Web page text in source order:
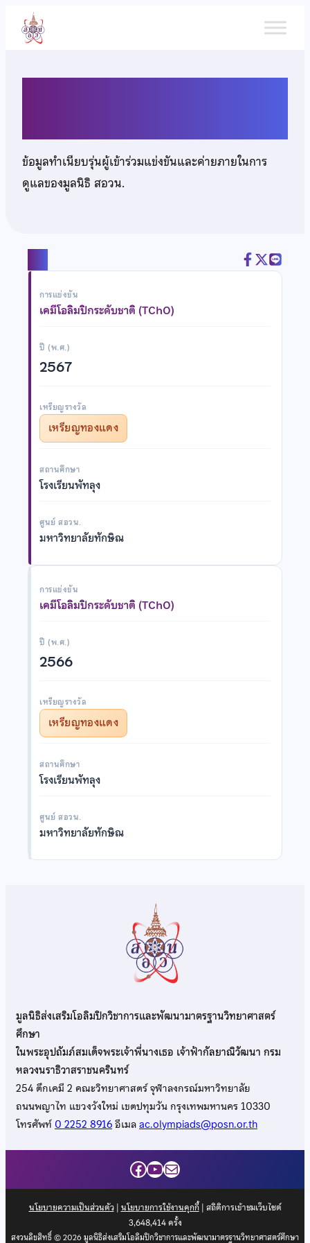
เนื้อหา
ข้อมูลทำเนียบรุ่นผู้เข้าร่วมแข่งขันและค่ายภายในการ
ดูแลของมูลนิธิ สอวน.
การแข่งขัน
เคมีโอลิมปิกระดับชาติ (TChO)
ปี (พ.ศ.)
2567
เหรียญรางวัล
เหรียญทองแดง
สถานศึกษา
โรงเรียนพัทลุง
ศูนย์ สอวน.
มหาวิทยาลัยทักษิณ
การแข่งขัน
เคมีโอลิมปิกระดับชาติ (TChO)
ปี (พ.ศ.)
2566
เหรียญรางวัล
เหรียญทองแดง
สถานศึกษา
โรงเรียนพัทลุง
ศูนย์ สอวน.
มหาวิทยาลัยทักษิณ
มูลนิธิส่งเสริมโอลิมปิกวิชาการและพัฒนามาตรฐานวิทยาศาสตร์
ศึกษา
ในพระอุปถัมภ์สมเด็จพระเจ้าพี่นางเธอ เจ้าฟ้ากัลยาณิวัฒนา กรม
หลวงนราธิวาสราชนครินทร์
254 ตึกเคมี 2 คณะวิทยาศาสตร์ จุฬาลงกรณ์มหาวิทยาลัย
ถนนพญาไท แขวงวังใหม่ เขตปทุมวัน กรุงเทพมหานคร 10330
โทรศัพท์0 2252 8916อีเมลac.olympiads@posn.or.th
Facebook
YouTube
Mail
นโยบายความเป็นส่วนตัว| นโยบายการใช้งานคุกกี้| สถิติการเข้าชมเว็บไซต์
3,648,414ครั้ง
สงวนลิขสิทธิ์ © 2026 มูลนิธิส่งเสริมโอลิมปิกวิชาการและพัฒนามาตรฐานวิทยาศาสตร์ศึกษา